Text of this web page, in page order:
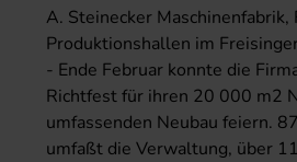
A. Steinecker Maschinenfabrik,
Produktionshallen im
- Ende Februar konnte die
Richtfest für ihren 20 000 m2
umfassenden Neubau feiern.
umfaßt die Verwaltung, über